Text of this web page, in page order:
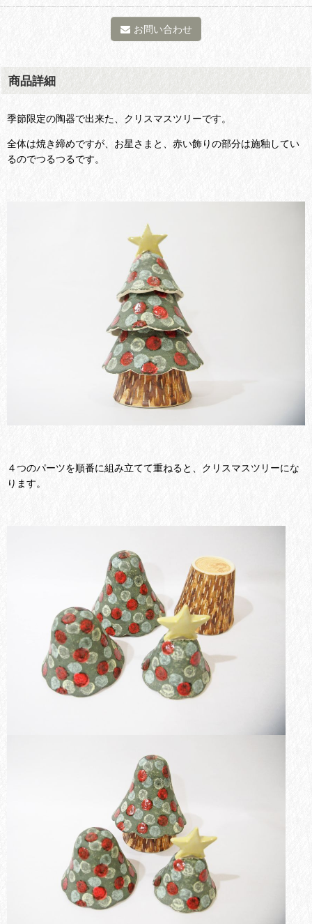
お問い合わせ
商品詳細
季節限定の陶器で出来た、クリスマスツリーです。
全体は焼き締めですが、お星さまと、赤い飾りの部分は施釉してい
るのでつるつるです。
４つのパーツを順番に組み立てて重ねると、クリスマスツリーにな
ります。